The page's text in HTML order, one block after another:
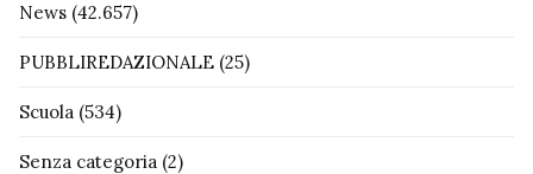
News (42.657)
PUBBLIREDAZIONALE (25)
Scuola (534)
Senza categoria (2)